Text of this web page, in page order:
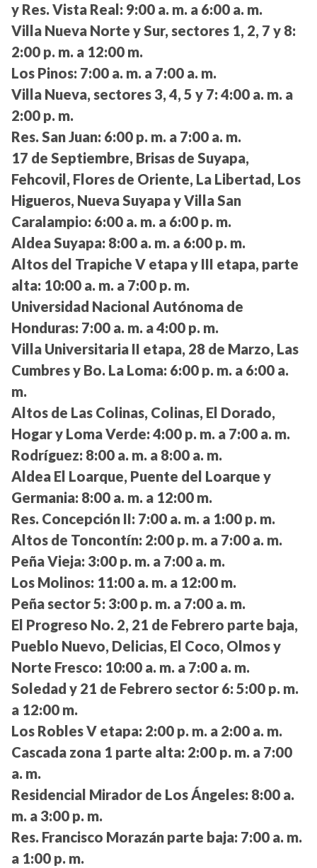
y Res. Vista Real: 9:00 a. m. a 6:00 a. m.
Villa Nueva Norte y Sur, sectores 1, 2, 7 y 8:
2:00 p. m. a 12:00 m.
Los Pinos: 7:00 a. m. a 7:00 a. m.
Villa Nueva, sectores 3, 4, 5 y 7: 4:00 a. m. a
2:00 p. m.
Res. San Juan: 6:00 p. m. a 7:00 a. m.
17 de Septiembre, Brisas de Suyapa,
Fehcovil, Flores de Oriente, La Libertad, Los
Higueros, Nueva Suyapa y Villa San
Caralampio: 6:00 a. m. a 6:00 p. m.
Aldea Suyapa: 8:00 a. m. a 6:00 p. m.
Altos del Trapiche V etapa y III etapa, parte
alta: 10:00 a. m. a 7:00 p. m.
Universidad Nacional Autónoma de
Honduras: 7:00 a. m. a 4:00 p. m.
Villa Universitaria II etapa, 28 de Marzo, Las
Cumbres y Bo. La Loma: 6:00 p. m. a 6:00 a.
m.
Altos de Las Colinas, Colinas, El Dorado,
Hogar y Loma Verde: 4:00 p. m. a 7:00 a. m.
Rodríguez: 8:00 a. m. a 8:00 a. m.
Aldea El Loarque, Puente del Loarque y
Germania: 8:00 a. m. a 12:00 m.
Res. Concepción II: 7:00 a. m. a 1:00 p. m.
Altos de Toncontín: 2:00 p. m. a 7:00 a. m.
Peña Vieja: 3:00 p. m. a 7:00 a. m.
Los Molinos: 11:00 a. m. a 12:00 m.
Peña sector 5: 3:00 p. m. a 7:00 a. m.
El Progreso No. 2, 21 de Febrero parte baja,
Pueblo Nuevo, Delicias, El Coco, Olmos y
Norte Fresco: 10:00 a. m. a 7:00 a. m.
Soledad y 21 de Febrero sector 6: 5:00 p. m.
a 12:00 m.
Los Robles V etapa: 2:00 p. m. a 2:00 a. m.
Cascada zona 1 parte alta: 2:00 p. m. a 7:00
a. m.
Residencial Mirador de Los Ángeles: 8:00 a.
m. a 3:00 p. m.
Res. Francisco Morazán parte baja: 7:00 a. m.
a 1:00 p. m.